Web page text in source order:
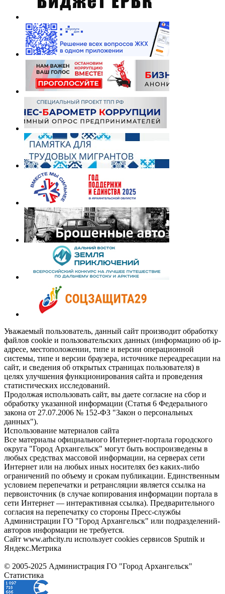
Уважаемый пользователь, данный сайт производит обработку
файлов cookie и пользовательских данных (информацию об ip-
адресе, местоположении, типе и версии операционной
системы, типе и версии браузера, источнике переадресации на
сайт, и сведения об открытых страницах пользователя) в
целях улучшения функционирования сайта и проведения
статистических исследований.
Продолжая использовать сайт, вы даете согласие на сбор и
обработку указанной информации (Статья 6 Федерального
закона от 27.07.2006 № 152-ФЗ "Закон о персональных
данных").
Использование материалов сайта
Все материалы официального Интернет-портала городского
округа "Город Архангельск" могут быть воспроизведены в
любых средствах массовой информации, на серверах сети
Интернет или на любых иных носителях без каких-либо
ограничений по объему и срокам публикации. Единственным
условием перепечатки и ретрансляции является ссылка на
первоисточник (в случае копирования информации портала в
сети Интернет — интерактивная ссылка). Предварительного
согласия на перепечатку со стороны Пресс-службы
Администрации ГО "Город Архангельск" или подразделений-
авторов информации не требуется.
Сайт www.arhcity.ru использует cookies сервисов Sputnik и
Яндекс.Метрика
© 2005-2025 Администрация ГО "Город Архангельск"
Статистика